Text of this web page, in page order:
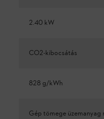
2.40 kW
CO2-kibocsátás
828 g/kWh
Gép tömege üzemanyag